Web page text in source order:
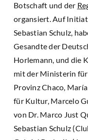
Botschaft und der
organsiert. Auf
Sebastian Schulz,
Gesandte der
Horlemann, und die
mit der Ministerin
Provinz Chaco,
für Kultur, Marcelo
von Dr. Marco Just
Sebastian Schulz